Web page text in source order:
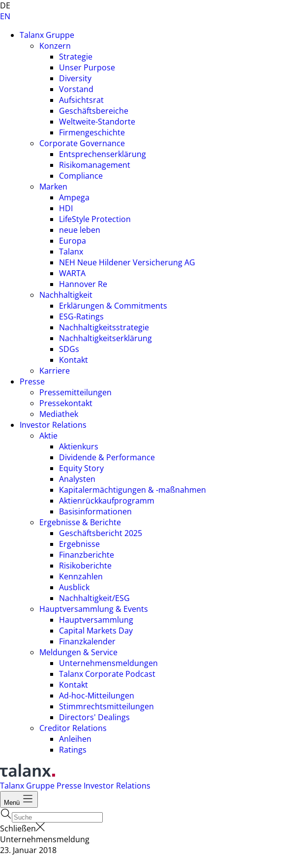
DE
EN
Talanx Gruppe
Konzern
Strategie
Unser Purpose
Diversity
Vorstand
Aufsichtsrat
Geschäftsbereiche
Weltweite-Standorte
Firmengeschichte
Corporate Governance
Entsprechenserklärung
Risikomanagement
Compliance
Marken
Ampega
HDI
LifeStyle Protection
neue leben
Europa
Talanx
NEH Neue Hildener Versicherung AG
WARTA
Hannover Re
Nachhaltigkeit
Erklärungen & Commitments
ESG-Ratings
Nachhaltigkeitsstrategie
Nachhaltigkeitserklärung
SDGs
Kontakt
Karriere
Presse
Pressemitteilungen
Pressekontakt
Mediathek
Investor Relations
Aktie
Aktienkurs
Dividende & Performance
Equity Story
Analysten
Kapitalermächtigungen & -maßnahmen
Aktienrückkaufprogramm
Basisinformationen
Ergebnisse & Berichte
Geschäftsbericht 2025
Ergebnisse
Finanzberichte
Risikoberichte
Kennzahlen
Ausblick
Nachhaltigkeit/ESG
Hauptversammlung & Events
Hauptversammlung
Capital Markets Day
Finanzkalender
Meldungen & Service
Unternehmensmeldungen
Talanx Corporate Podcast
Kontakt
Ad-hoc-Mitteilungen
Stimmrechtsmitteilungen
Directors' Dealings
Creditor Relations
Anleihen
Ratings
Talanx Gruppe Presse Investor Relations
Menü
Schließen
Unternehmensmeldung
23. Januar 2018